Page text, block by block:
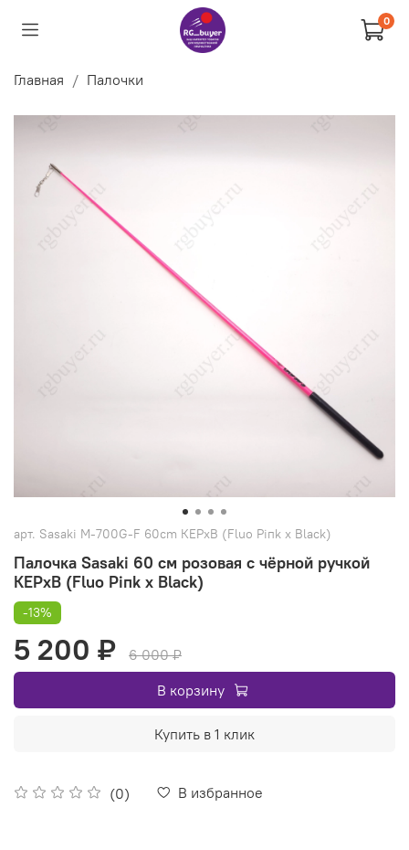
0
Главная Палочки
арт. Sasaki M-700G-F 60cm КEPxB (Fluo Piпk x Вlack)
Палочка Sasaki 60 см розовая с чёрной ручкой
КEPxB (Fluo Piпk x Вlack)
(0) В избранное
-13%
5 200 ₽
6 000 ₽
В корзину
Купить в 1 клик